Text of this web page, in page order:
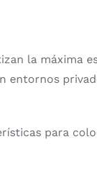
la máxima
entornos
para